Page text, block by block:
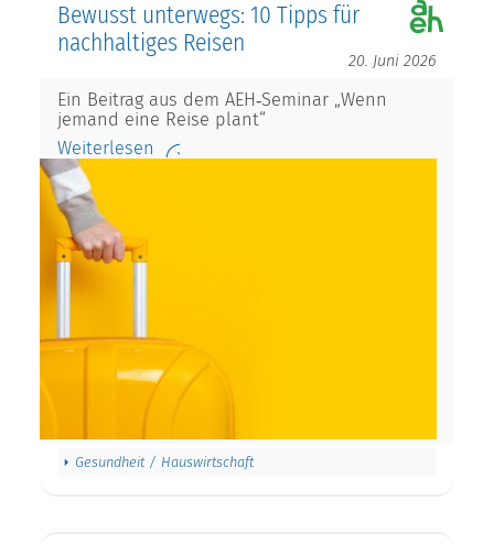
Bewusst unterwegs: 10 Tipps für
nachhaltiges Reisen
20. Juni 2026
Ein Beitrag aus dem AEH‑Seminar „Wenn
jemand eine Reise plant“
Weiterlesen
Gesundheit / Hauswirtschaft